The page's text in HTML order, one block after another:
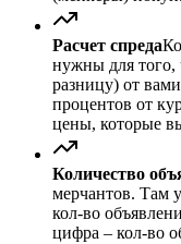
Расчет спреда
нужны для того,
разницу) от
процентов от
цены, которые
Количество
мерчантов. Там
кол-во
цифра – кол-во